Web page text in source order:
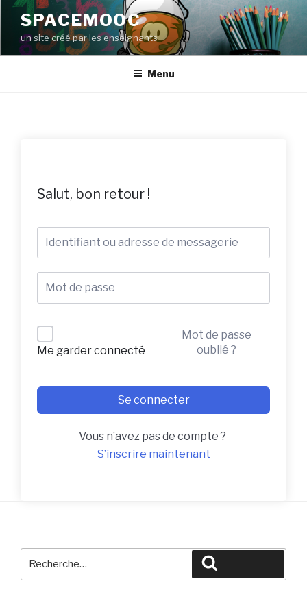
Aller
contenu
principal
SPACEMOOC
un site créé par les enseignants
Menu
Salut, bon retour !
Me garder connecté
Mot de passe
oublié ?
Se connecter
Vous n’avez pas de compte ?
S’inscrire maintenant